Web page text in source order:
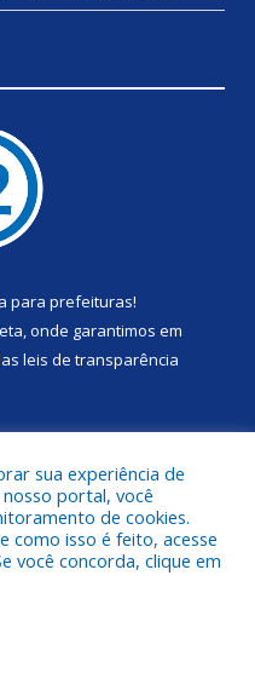
para prefeituras!
onde garantimos em
leis de transparência
Municipal de Anapu.
sua experiência de
portal, você
de cookies.
como isso é feito, acesse
você concorda, clique em